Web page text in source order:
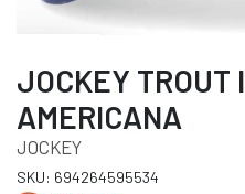
JOCKEY TROUT
AMERICANA
JOCKEY
SKU: 694264595534